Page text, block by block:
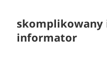
skomplikowany
informator